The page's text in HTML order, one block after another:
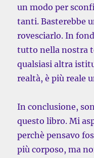
un modo per
tanti. Basterebbe
rovesciarlo. In
tutto nella nostra
qualsiasi altra
realtà, è più reale
In conclusione,
questo libro. Mi
perchè pensavo
più corposo, ma